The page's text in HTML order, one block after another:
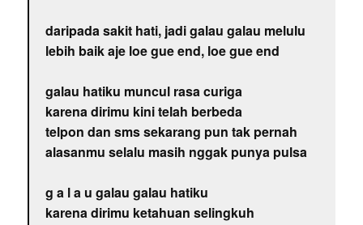
daripada sakit hati, jadi galau galau melulu
lebih baik aje loe gue end, loe gue end
galau hatiku muncul rasa curiga
karena dirimu kini telah berbeda
telpon dan sms sekarang pun tak pernah
alasanmu selalu masih nggak punya pulsa
g a l a u galau galau hatiku
karena dirimu ketahuan selingkuh